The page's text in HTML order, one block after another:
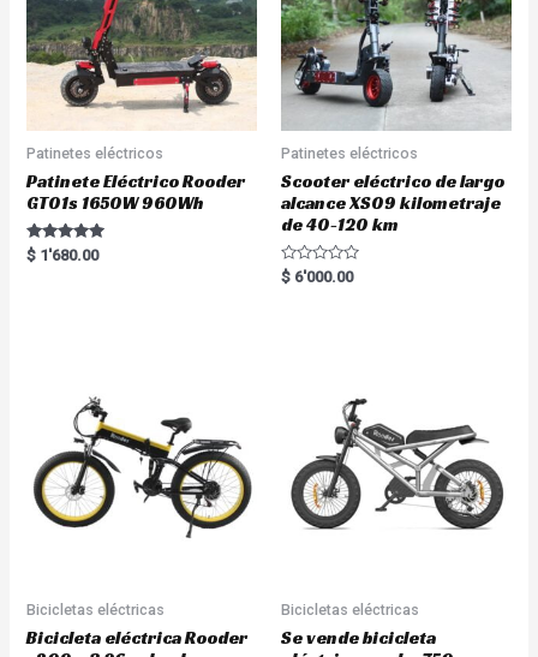
Patinetes eléctricos
Patinete Eléctrico Rooder
GT01s 1650W 960Wh
Rated
5.00
$ 1'680.00
Patinetes eléctricos
Scooter eléctrico de largo
alcance XS09 kilometraje
de 40-120 km
R
a
$ 6'000.00
Bicicletas eléctricas
Bicicleta eléctrica Rooder
Bicicletas eléctricas
Se vende bicicleta